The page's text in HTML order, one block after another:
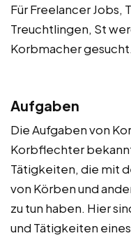
Für Freelancer Jobs,
Treuchtlingen, St
Korbmacher gesucht.
Aufgaben
Die Aufgaben von
Korbflechter
Tätigkeiten, die mit
von Körben und
zu tun haben. Hier
und Tätigkeiten